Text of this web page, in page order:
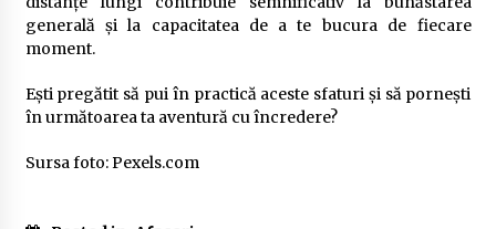
generală și la capacitatea de a te bucura de fiecare
moment.
Ești pregătit să pui în practică aceste sfaturi și să pornești
în următoarea ta aventură cu încredere?
Sursa foto: Pexels.com